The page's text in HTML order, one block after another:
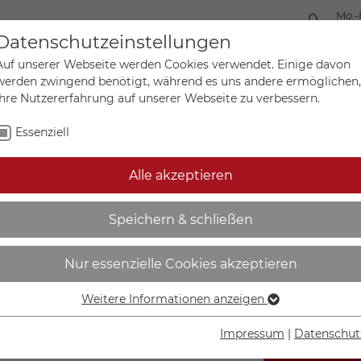
Mein
Sonderanfertigungen
|
IN DEN
unserer Webseite werden Cookies verwendet. Einige davon
zwingend benötigt, während es uns andere ermöglichen,
Nutzererfahrung auf unserer Webseite zu verbessern.
Essenziell
Alle akzeptieren
Speichern & schließen
Nur essenzielle Cookies akzeptieren
Essenzielle Cookies werden für grundlegende Funktionen der
Weitere Informationen anzeigen
Impressum